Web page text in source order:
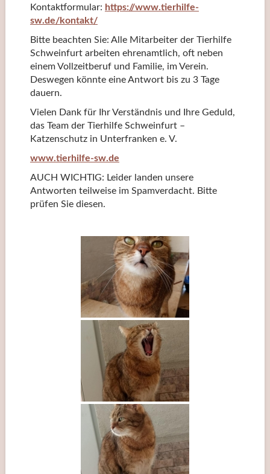
Kontaktformular: https://www.tierhilfe-
sw.de/kontakt/
Bitte beachten Sie: Alle Mitarbeiter der Tierhilfe
Schweinfurt arbeiten ehrenamtlich, oft neben
einem Vollzeitberuf und Familie, im Verein.
Deswegen könnte eine Antwort bis zu 3 Tage
dauern.
Vielen Dank für Ihr Verständnis und Ihre Geduld,
das Team der Tierhilfe Schweinfurt –
Katzenschutz in Unterfranken e. V.
www.tierhilfe-sw.de
AUCH WICHTIG: Leider landen unsere
Antworten teilweise im Spamverdacht. Bitte
prüfen Sie diesen.